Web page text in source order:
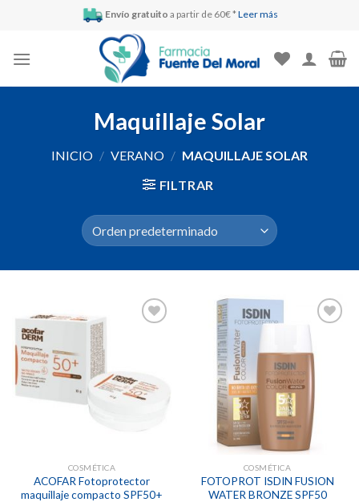
Envío gratuito a partir de 60€ * Leer más
Maquillaje Solar
INICIO / VERANO / MAQUILLAJE SOLAR
FILTRAR
lista de
deseos
COSMÉTICA
ACOFAR Fotoprotector
maquillaje compacto SPF50+
Añadir
deseos
COSMÉTICA
FOTOPROT ISDIN FUSION
WATER BRONZE SPF50